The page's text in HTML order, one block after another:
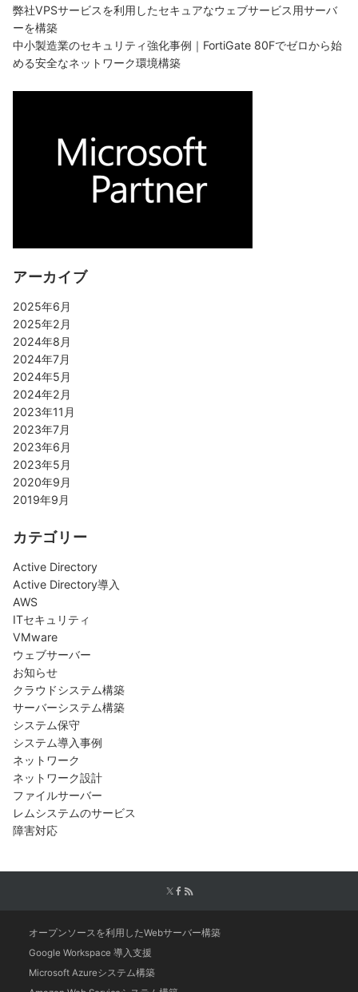
弊社VPSサービスを利用したセキュアなウェブサービス用サーバ
ーを構築
中小製造業のセキュリティ強化事例｜FortiGate 80Fでゼロから始
める安全なネットワーク環境構築
アーカイブ
2025年6月
2025年2月
2024年8月
2024年7月
2024年5月
2024年2月
2023年11月
2023年7月
2023年6月
2023年5月
2020年9月
2019年9月
カテゴリー
Active Directory
Active Directory導入
AWS
ITセキュリティ
VMware
ウェブサーバー
お知らせ
クラウドシステム構築
サーバーシステム構築
システム保守
システム導入事例
ネットワーク
ネットワーク設計
ファイルサーバー
レムシステムのサービス
障害対応
オープンソースを利用したWebサーバー構築
Google Workspace 導入支援
Microsoft Azureシステム構築